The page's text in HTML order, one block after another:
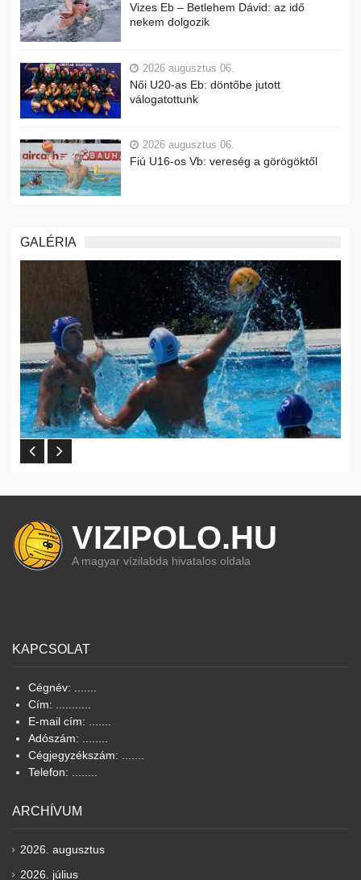
Vizes Eb – Betlehem Dávid: az idő
nekem dolgozik
2026 augusztus 06.
Női U20-as Eb: döntőbe jutott
válogatottunk
2026 augusztus 06.
Fiú U16-os Vb: vereség a görögöktől
GALÉRIA
VIZIPOLO.HU
A magyar vízilabda hivatalos oldala
KAPCSOLAT
Cégnév: .......
Cím: ...........
E-mail cím: .......
Adószám: ........
Cégjegyzékszám: .......
Telefon: ........
ARCHÍVUM
2026. augusztus
2026. július